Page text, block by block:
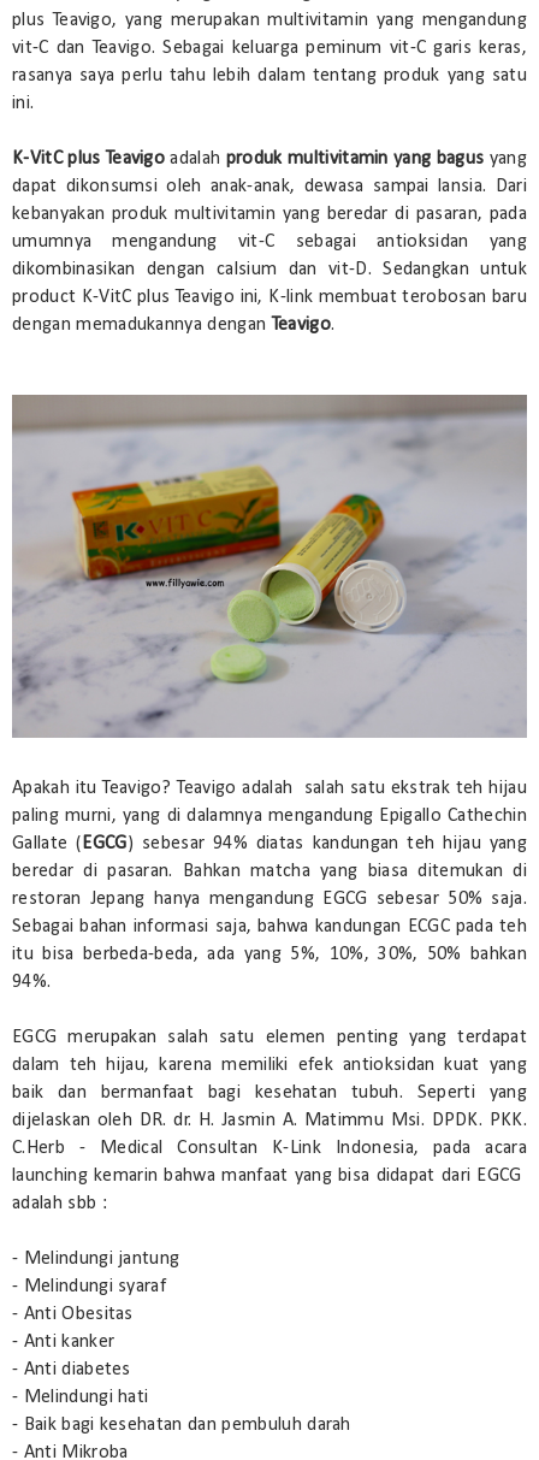
plus Teavigo, yang merupakan multivitamin yang mengandung
vit-C dan Teavigo. Sebagai keluarga peminum vit-C garis keras,
rasanya saya perlu tahu lebih dalam tentang produk yang satu
ini.
K-VitC plus Teavigo adalah produk multivitamin yang bagus yang
dapat dikonsumsi oleh anak-anak, dewasa sampai lansia. Dari
kebanyakan produk multivitamin yang beredar di pasaran, pada
umumnya mengandung vit-C sebagai antioksidan yang
dikombinasikan dengan calsium dan vit-D. Sedangkan untuk
product K-VitC plus Teavigo ini, K-link membuat terobosan baru
dengan memadukannya dengan Teavigo.
Apakah itu Teavigo? Teavigo adalah salah satu ekstrak teh hijau
paling murni, yang di dalamnya mengandung Epigallo Cathechin
Gallate (EGCG) sebesar 94% diatas kandungan teh hijau yang
beredar di pasaran. Bahkan matcha yang biasa ditemukan di
restoran Jepang hanya mengandung EGCG sebesar 50% saja.
Sebagai bahan informasi saja, bahwa kandungan ECGC pada teh
itu bisa berbeda-beda, ada yang 5%, 10%, 30%, 50% bahkan
94%.
EGCG merupakan salah satu elemen penting yang terdapat
dalam teh hijau, karena memiliki efek antioksidan kuat yang
baik dan bermanfaat bagi kesehatan tubuh. Seperti yang
dijelaskan oleh DR. dr. H. Jasmin A. Matimmu Msi. DPDK. PKK.
C.Herb - Medical Consultan K-Link Indonesia, pada acara
launching kemarin bahwa manfaat yang bisa didapat dari EGCG
adalah sbb :
- Melindungi jantung
- Melindungi syaraf
- Anti Obesitas
- Anti kanker
- Anti diabetes
- Melindungi hati
- Baik bagi kesehatan dan pembuluh darah
- Anti Mikroba